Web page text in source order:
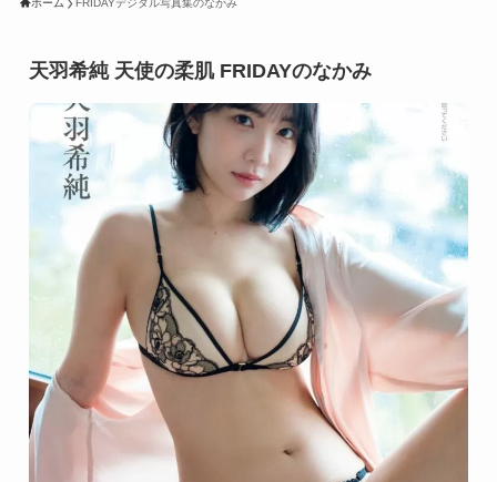
ホーム FRIDAYデジタル写真集のなかみ
天羽希純 天使の柔肌 FRIDAYのなかみ